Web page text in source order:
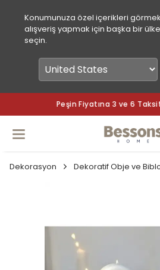
Konumunuza özel içerikleri
alışveriş yapmak için başka bir
seçin.
Peşin Fiyatına 3 ve 6
Dekorasyon Dekoratif Obje ve